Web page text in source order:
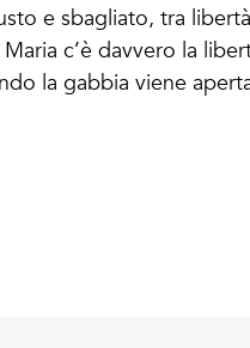
e sbagliato, tra
c’è davvero la
la gabbia viene